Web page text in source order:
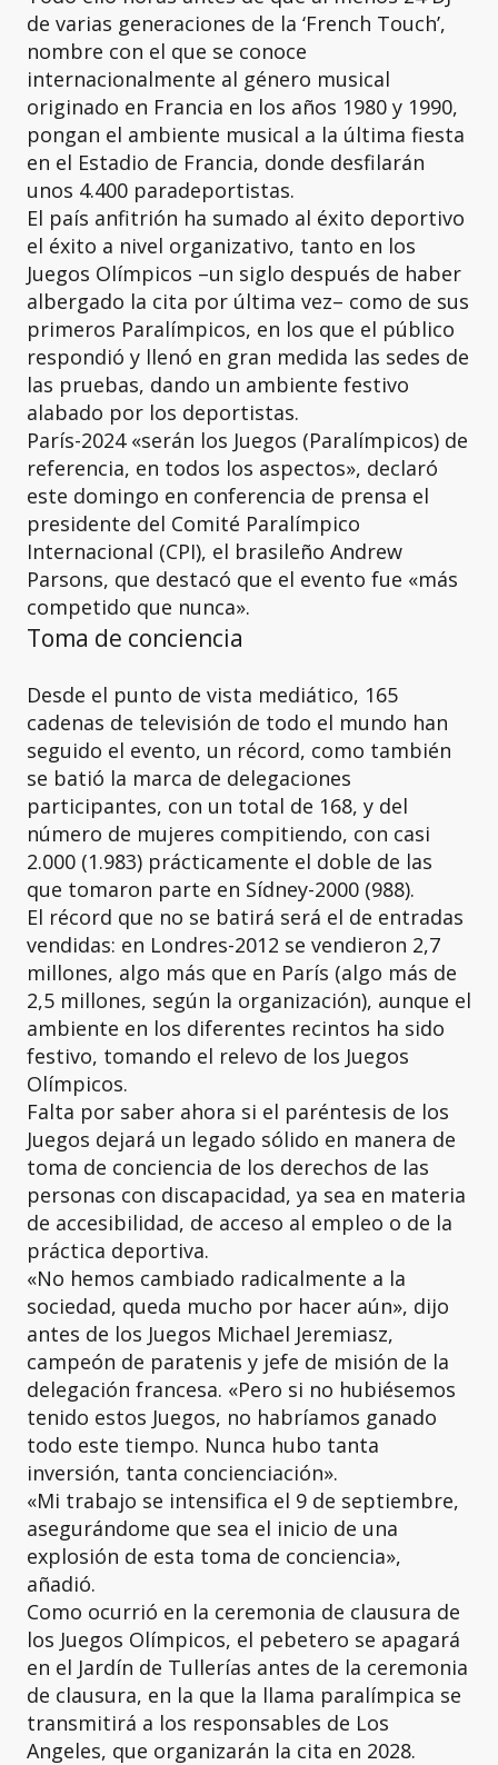
de varias generaciones de la ‘French Touch’,
nombre con el que se conoce
internacionalmente al género musical
originado en Francia en los años 1980 y 1990,
pongan el ambiente musical a la última fiesta
en el Estadio de Francia, donde desfilarán
unos 4.400 paradeportistas.
El país anfitrión ha sumado al éxito deportivo
el éxito a nivel organizativo, tanto en los
Juegos Olímpicos –un siglo después de haber
albergado la cita por última vez– como de sus
primeros Paralímpicos, en los que el público
respondió y llenó en gran medida las sedes de
las pruebas, dando un ambiente festivo
alabado por los deportistas.
París-2024 «serán los Juegos (Paralímpicos) de
referencia, en todos los aspectos», declaró
este domingo en conferencia de prensa el
presidente del Comité Paralímpico
Internacional (CPI), el brasileño Andrew
Parsons, que destacó que el evento fue «más
competido que nunca».
Toma de conciencia
Desde el punto de vista mediático, 165
cadenas de televisión de todo el mundo han
seguido el evento, un récord, como también
se batió la marca de delegaciones
participantes, con un total de 168, y del
número de mujeres compitiendo, con casi
2.000 (1.983) prácticamente el doble de las
que tomaron parte en Sídney-2000 (988).
El récord que no se batirá será el de entradas
vendidas: en Londres-2012 se vendieron 2,7
millones, algo más que en París (algo más de
2,5 millones, según la organización), aunque el
ambiente en los diferentes recintos ha sido
festivo, tomando el relevo de los Juegos
Olímpicos.
Falta por saber ahora si el paréntesis de los
Juegos dejará un legado sólido en manera de
toma de conciencia de los derechos de las
personas con discapacidad, ya sea en materia
de accesibilidad, de acceso al empleo o de la
práctica deportiva.
«No hemos cambiado radicalmente a la
sociedad, queda mucho por hacer aún», dijo
antes de los Juegos Michael Jeremiasz,
campeón de paratenis y jefe de misión de la
delegación francesa. «Pero si no hubiésemos
tenido estos Juegos, no habríamos ganado
todo este tiempo. Nunca hubo tanta
inversión, tanta concienciación».
«Mi trabajo se intensifica el 9 de septiembre,
asegurándome que sea el inicio de una
explosión de esta toma de conciencia»,
añadió.
Como ocurrió en la ceremonia de clausura de
los Juegos Olímpicos, el pebetero se apagará
en el Jardín de Tullerías antes de la ceremonia
de clausura, en la que la llama paralímpica se
transmitirá a los responsables de Los
Angeles, que organizarán la cita en 2028.